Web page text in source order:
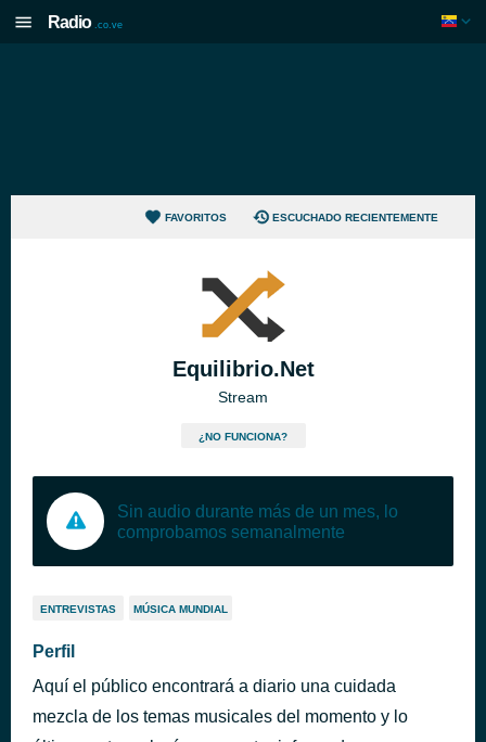
Radio .co.ve
FAVORITOS ESCUCHADO RECIENTEMENTE
Equilibrio.Net
Stream
¿NO FUNCIONA?
Sin audio durante más de un mes, lo
comprobamos semanalmente
ENTREVISTAS MÚSICA MUNDIAL
Perfil
Aquí el público encontrará a diario una cuidada
mezcla de los temas musicales del momento y lo